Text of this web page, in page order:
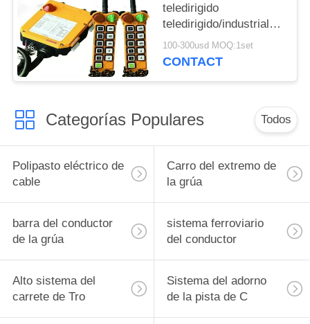
teledirigido
teledirigido/industrial
inalámbrico del
alzamiento
100-300usd MOQ:1set
CONTACT
Categorías Populares Todos
Polipasto eléctrico de
cable
Carro del extremo de
la grúa
barra del conductor
de la grúa
sistema ferroviario
del conductor
Alto sistema del
carrete de Tro
Sistema del adorno
de la pista de C